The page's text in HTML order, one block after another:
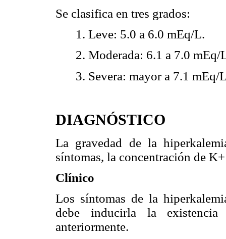
Se clasifica en tres grados:
1. Leve: 5.0 a 6.0 mEq/L.
2. Moderada: 6.1 a 7.0 mEq/
3. Severa: mayor a 7.1 mEq/
DIAGNÓSTICO
La gravedad de la
síntomas, la concentración de
Clínico
Los síntomas de la
debe inducirla la
anteriormente.